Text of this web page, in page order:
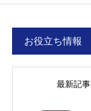
お役立ち情報
最新記事